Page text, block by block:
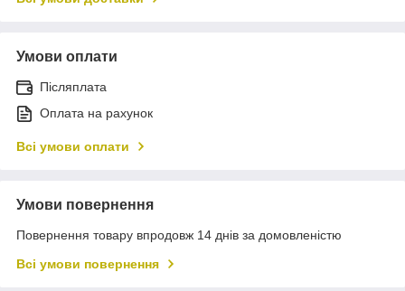
Умови оплати
Післяплата
Оплата на рахунок
Всі умови оплати
Умови повернення
Повернення товару впродовж 14 днів за домовленістю
Всі умови повернення